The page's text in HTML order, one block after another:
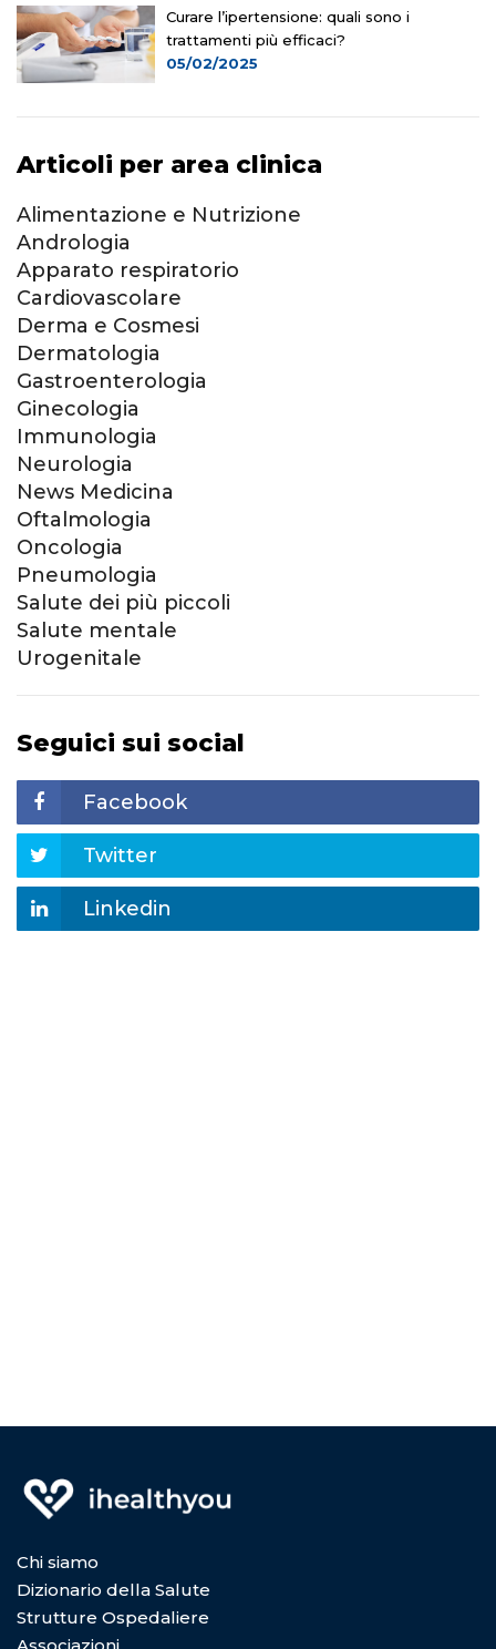
Curare l’ipertensione: quali sono i
trattamenti più efficaci?
05/02/2025
Articoli per area clinica
Alimentazione e Nutrizione
Andrologia
Apparato respiratorio
Cardiovascolare
Derma e Cosmesi
Dermatologia
Gastroenterologia
Ginecologia
Immunologia
Neurologia
News Medicina
Oftalmologia
Oncologia
Pneumologia
Salute dei più piccoli
Salute mentale
Urogenitale
Seguici sui social
Facebook
Twitter
Linkedin
Chi siamo
Dizionario della Salute
Strutture Ospedaliere